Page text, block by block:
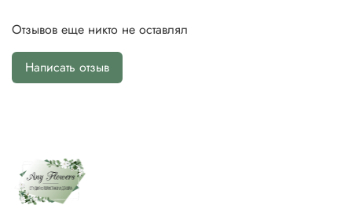
Отзывов еще никто не оставлял
Написать отзыв